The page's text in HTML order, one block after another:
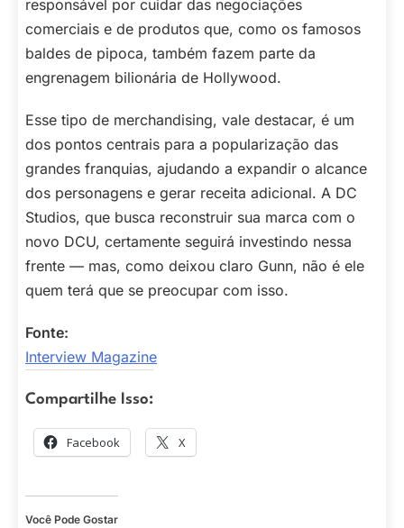
responsável por cuidar das negociações
comerciais e de produtos que, como os famosos
baldes de pipoca, também fazem parte da
engrenagem bilionária de Hollywood.
Esse tipo de merchandising, vale destacar, é um
dos pontos centrais para a popularização das
grandes franquias, ajudando a expandir o alcance
dos personagens e gerar receita adicional. A DC
Studios, que busca reconstruir sua marca com o
novo DCU, certamente seguirá investindo nessa
frente — mas, como deixou claro Gunn, não é ele
quem terá que se preocupar com isso.
Fonte:
Interview Magazine
Compartilhe Isso:
Facebook X
Você Pode Gostar